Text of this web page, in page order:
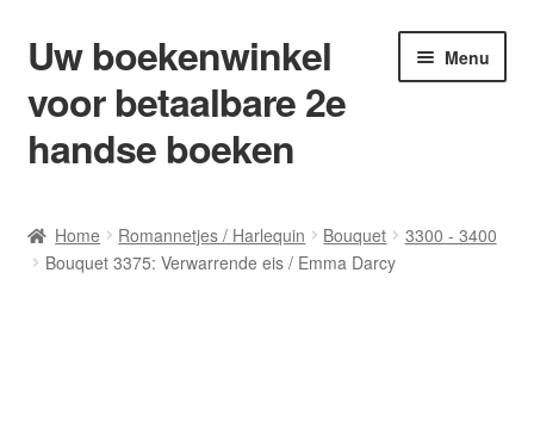
Ga
door
naar
navigatie
Ga
naar
de
inhoud
Uw boekenwinkel
voor betaalbare 2e
handse boeken
Menu
Afrekenen
Home Romannetjes / Harlequin Bouquet
3300 - 3400
Bouquet 3375: Verwarrende eis / Emma Darcy